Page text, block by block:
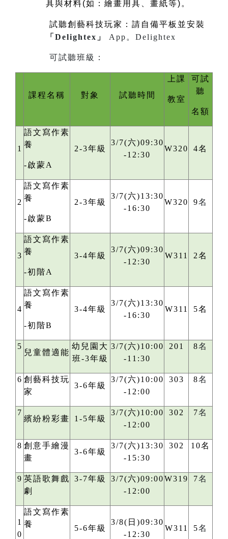
具與材料(如：繪畫用具、畫紙等)。
試聽創藝科技玩家：請自備平板並安裝
「Delightex」
App。 Delightex
可試聽班級：
課程名稱 對象 試聽時間
上課
教室
可試
聽
名額
1
語文寫作素
養
-啟蒙A
2-3年級
3/7(六)09:30
-12:30
W320 4名
2
語文寫作素
養
-啟蒙B
2-3年級
3/7(六)13:30
-16:30
W320 9名
3
語文寫作素
養
-初階A
3-4年級
3/7(六)09:30
-12:30
W311 2名
4
語文寫作素
養
-初階B
3-4年級
3/7(六)13:30
-16:30
W311 5名
5
兒童體適能
幼兒園大
班-3年級
3/7(六)10:00
-11:30
201 8名
6 創藝科技玩
家
3-6年級
3/7(六)10:00
-12:00
303 8名
7
繽紛粉彩畫 1-5年級
3/7(六)10:00
-12:00
302 7名
8 創意手繪漫
畫
3-6年級
3/7(六)13:30
-15:30
302 10名
9 英語歌舞戲
劇
3-7年級
3/7(六)09:00
-12:00
W319 7名
1
0
語文寫作素
養
5-6年級
3/8(日)09:30
-12:30
W311 5名